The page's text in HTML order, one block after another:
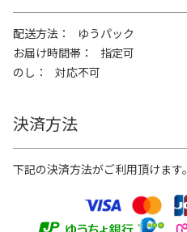
配送方法
ゆうパック
お届け時間帯
指定可
のし
対応不可
決済方法
下記の決済方法がご利用頂けます。